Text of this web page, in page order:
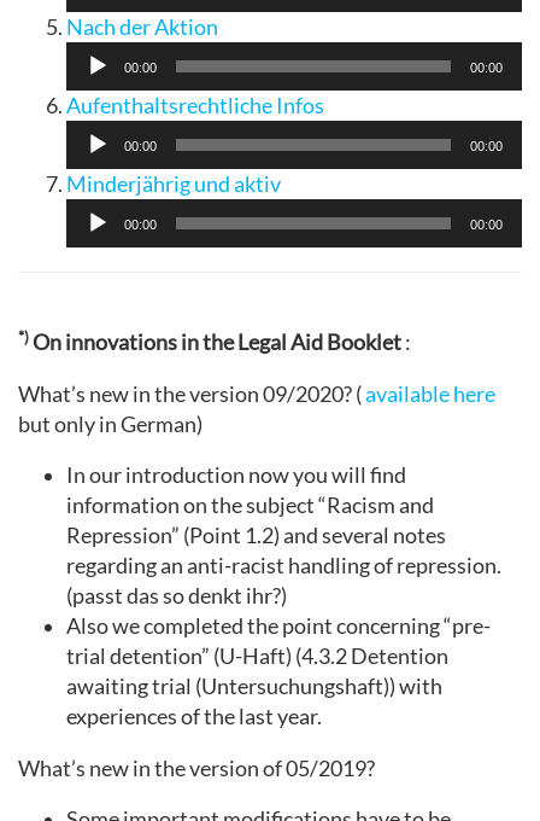
Nach der Aktion
Player
00:00 00:00
Aufenthaltsrechtliche Infos
Player
00:00 00:00
Minderjährig und aktivAudio
Player
00:00 00:00
*)On innovations in the Legal Aid Booklet:
What’s new in the version 09/2020? (available here
but only in German)
In our introduction now you will find
information on the subject “Racism and
Repression” (Point 1.2) and several notes
regarding an anti-racist handling of repression.
(passt das so denkt ihr?)
Also we completed the point concerning “pre-
trial detention” (U-Haft) (4.3.2 Detention
awaiting trial (Untersuchungshaft)) with
experiences of the last year.
What’s new in the version of 05/2019?